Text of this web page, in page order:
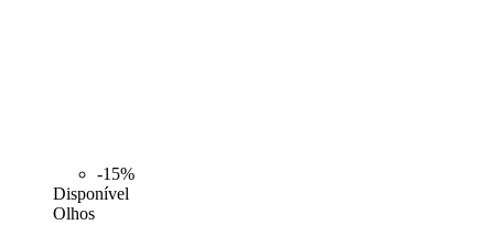
-15%
Disponível
Olhos